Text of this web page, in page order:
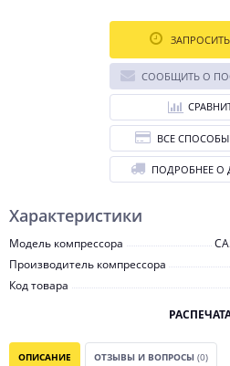
Характеристики
Модель компрессора
Производитель компрессора
Код товара
СООБЩИТЬ О
ВСЕ
ПОДРОБНЕЕ О
ОПИСАНИЕ ОТЗЫВЫ И ВОПРОСЫ (0)